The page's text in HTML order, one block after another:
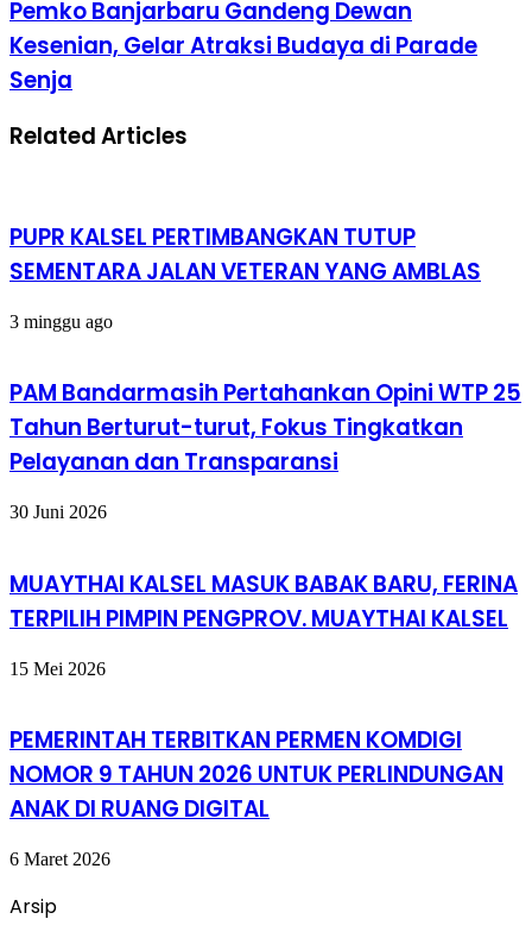
Pemko Banjarbaru Gandeng Dewan
Kesenian, Gelar Atraksi Budaya di Parade
Senja
Related Articles
PUPR KALSEL PERTIMBANGKAN TUTUP
SEMENTARA JALAN VETERAN YANG AMBLAS
3 minggu ago
PAM Bandarmasih Pertahankan Opini WTP 25
Tahun Berturut-turut, Fokus Tingkatkan
Pelayanan dan Transparansi
30 Juni 2026
MUAYTHAI KALSEL MASUK BABAK BARU, FERINA
TERPILIH PIMPIN PENGPROV. MUAYTHAI KALSEL
15 Mei 2026
PEMERINTAH TERBITKAN PERMEN KOMDIGI
NOMOR 9 TAHUN 2026 UNTUK PERLINDUNGAN
ANAK DI RUANG DIGITAL
6 Maret 2026
Arsip